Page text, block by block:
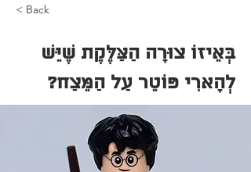
< Back
בְּאֵיזוֹ צוּרָה הַצַּלֶּקֶת שֶׁיֵּשׁ
לְהָארִי פּוֹטֵר עַל הַמֵּצַח?